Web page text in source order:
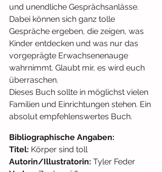
und unendliche Gesprächsanlässe.
Dabei können sich ganz tolle
Gespräche ergeben, die zeigen, was
Kinder entdecken und was nur das
vorgeprägte Erwachsenenauge
wahrnimmt. Glaubt mir, es wird euch
überraschen.
Dieses Buch sollte in möglichst vielen
Familien und Einrichtungen stehen. Ein
absolut empfehlenswertes Buch.
Bibliographische Angaben:
Titel: Körper sind toll
Autorin/Illustratorin: Tyler Feder